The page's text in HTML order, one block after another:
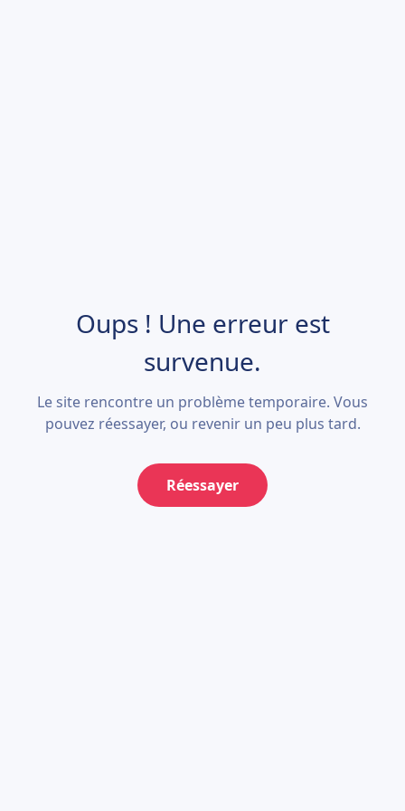
Oups ! Une erreur est
survenue.
Le site rencontre un problème temporaire. Vous
pouvez réessayer, ou revenir un peu plus tard.
Réessayer